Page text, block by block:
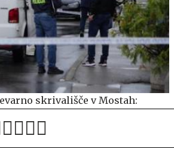
skrivališče v Mostah: